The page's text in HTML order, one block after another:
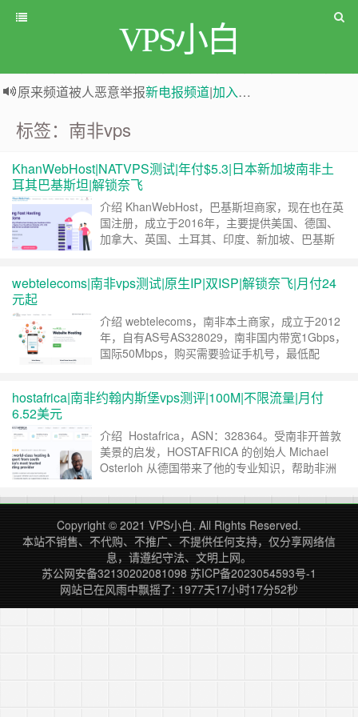
VPS小白
原来频道被人恶意举报新电报频道|加入电报群
标签：南非vps
KhanWebHost|NATVPS测试|年付$5.3|日本新加坡南非土
耳其巴基斯坦|解锁奈飞
介绍 KhanWebHost，巴基斯坦商家，现在也在英
国注册，成立于2016年，主要提供美国、德国、
加拿大、英国、土耳其、印度、新加坡、巴基斯
动，13+个地区的NATVPS年付仅需5.3刀，一个
接……继续阅读 »
webtelecoms|南非vps测试|原生IP|双ISP|解锁奈飞|月付24
元起
介绍 webtelecoms，南非本土商家，成立于2012
年，自有AS号AS328029，南非国内带宽1Gbps，
国际50Mbps，购买需要验证手机号，最低配
以买99兰特的，500G流量。IP为南非原生IP，双
续阅读 »
hostafrica|南非约翰内斯堡vps测评|100M|不限流量|月付
6.52美元
介绍 Hostafrica，ASN：328364。受南非开普敦
美景的启发，HOSTAFRICA 的创始人 Michael
Osterloh 从德国带来了他的专业知识，帮助非洲
器，有OVZ和KVM虚拟化，可选Windows和
Linux。 支持信用卡，PayPal付款。 2015 年底，
Cloud to Machin……继续阅读 »
Copyright © 2021 VPS小白. All Rights Reserved.
本站不销售、不代购、不推广、不提供任何支持，仅分享网络信
息，请遵纪守法、文明上网。
苏公网安备32130202081098 苏ICP备2023054593号-1
网站已在风雨中飘摇了: 1977天17小时17分52秒